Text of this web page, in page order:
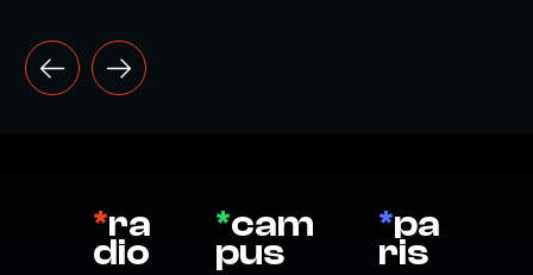
*ra
dio
*cam
pus
*pa
ris